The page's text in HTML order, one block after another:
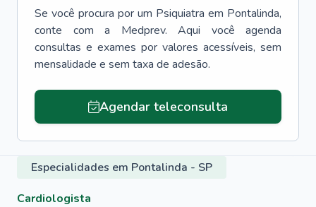
Se você procura por um Psiquiatra em Pontalinda,
conte com a Medprev. Aqui você agenda
consultas e exames por valores acessíveis, sem
mensalidade e sem taxa de adesão.
Agendar teleconsulta
Especialidades em Pontalinda - SP
Cardiologista